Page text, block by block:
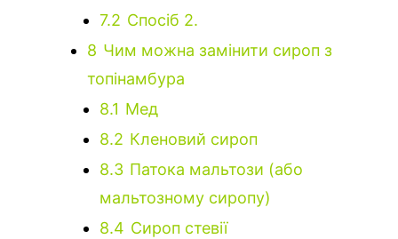
7.2 Спосіб 2.
8 Чим можна замінити сироп з
топінамбура
8.1 Мед
8.2 Кленовий сироп
8.3 Патока мальтози (або
мальтозному сиропу)
8.4 Сироп стевії